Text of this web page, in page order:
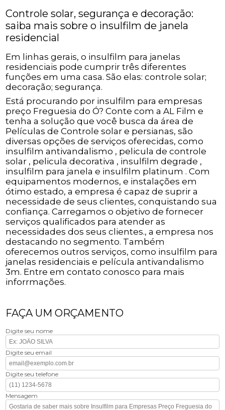
Controle solar, segurança e decoração:
saiba mais sobre o insulfilm de janela
residencial
Em linhas gerais, o insulfilm para janelas
residenciais pode cumprir três diferentes
funções em uma casa. São elas: controle solar;
decoração; segurança.
Está procurando por insulfilm para empresas
preço Freguesia do Ó? Conte com a AL Film e
tenha a solução que você busca da área de
Películas de Controle solar e persianas, são
diversas opções de serviços oferecidas, como
insulfilm antivandalismo , pelicula de controle
solar , pelicula decorativa , insulfilm degrade ,
insulfilm para janela e insulfilm platinum . Com
equipamentos modernos, e instalações em
ótimo estado, a empresa é capaz de suprir a
necessidade de seus clientes, conquistando sua
confiança. Carregamos o objetivo de fornecer
serviços qualificados para atender as
necessidades dos seus clientes., a empresa nos
destacando no segmento. Também
oferecemos outros serviços, como insulfilm para
janelas residenciais e película antivandalismo
3m. Entre em contato conosco para mais
inforrmações.
FAÇA UM ORÇAMENTO
Digite seu nome
Digite seu email
Digite seu telefone
Mensagem